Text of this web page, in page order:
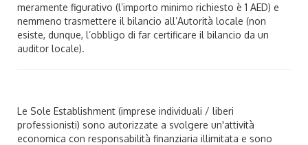
meramente figurativo (l’importo minimo richiesto è 1 AED) e
nemmeno trasmettere il bilancio all’Autorità locale (non
esiste, dunque, l’obbligo di far certificare il bilancio da un
auditor locale).
Le Sole Establishment (imprese individuali / liberi
professionisti) sono autorizzate a svolgere un'attività
economica con responsabilità finanziaria illimitata e sono